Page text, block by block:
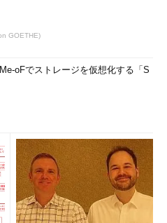
GOETHE)
oFでストレージを仮想化する「S